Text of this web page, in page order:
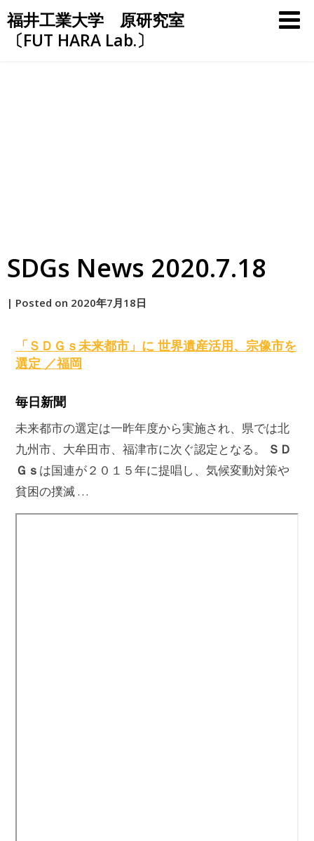
Skip
to
content
福井工業大学 原研究室
〔FUT HARA Lab.〕
SDGs News 2020.7.18
by
| Posted on 2020年7月18日
「 ＳＤＧｓ未来都市」に 世界遺産活用、宗像市を
選定 ／福岡
毎日新聞
未来都市の選定は一昨年度から実施され、県では北
九州市、大牟田市、福津市に次ぐ認定となる。
ＳＤ
Ｇｓ は国連が２０１５年に提唱し、気候変動対策や
貧困の撲滅 …